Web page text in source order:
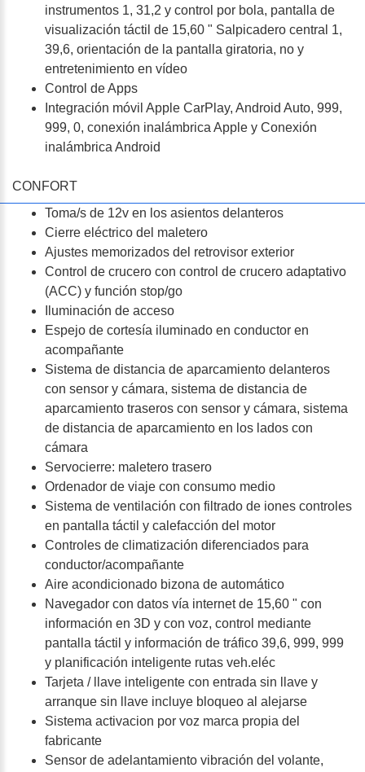
instrumentos 1, 31,2 y control por bola, pantalla de
visualización táctil de 15,60 " Salpicadero central 1,
39,6, orientación de la pantalla giratoria, no y
entretenimiento en vídeo
Control de Apps
Integración móvil Apple CarPlay, Android Auto, 999,
999, 0, conexión inalámbrica Apple y Conexión
inalámbrica Android
CONFORT
Toma/s de 12v en los asientos delanteros
Cierre eléctrico del maletero
Ajustes memorizados del retrovisor exterior
Control de crucero con control de crucero adaptativo
(ACC) y función stop/go
Iluminación de acceso
Espejo de cortesía iluminado en conductor en
acompañante
Sistema de distancia de aparcamiento delanteros
con sensor y cámara, sistema de distancia de
aparcamiento traseros con sensor y cámara, sistema
de distancia de aparcamiento en los lados con
cámara
Servocierre: maletero trasero
Ordenador de viaje con consumo medio
Sistema de ventilación con filtrado de iones controles
en pantalla táctil y calefacción del motor
Controles de climatización diferenciados para
conductor/acompañante
Aire acondicionado bizona de automático
Navegador con datos vía internet de 15,60 " con
información en 3D y con voz, control mediante
pantalla táctil y información de tráfico 39,6, 999, 999
y planificación inteligente rutas veh.eléc
Tarjeta / llave inteligente con entrada sin llave y
arranque sin llave incluye bloqueo al alejarse
Sistema activacion por voz marca propia del
fabricante
Sensor de adelantamiento vibración del volante,